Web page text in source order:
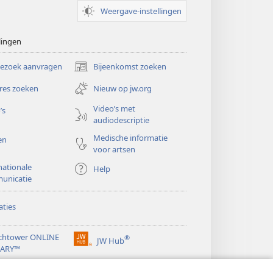
Weergave-instellingen
aanvragen Bijeenkomst zoeken
(opent
nieuw
venster)
zoeken
Nieuw op jw.org
Video’s met
audiodescriptie
Medische informatie
voor artsen
Help
ONLINE
JW Hub®
(opent
nieuw